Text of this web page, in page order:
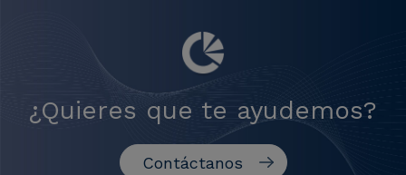
¿Quieres que te ayudemos?
Contáctanos